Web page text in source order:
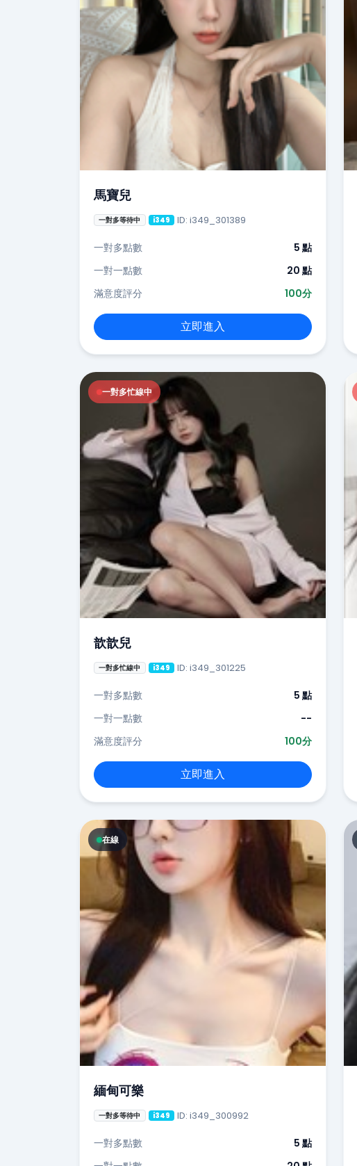
馬寶兒
一對多等待中 i349 ID: i349_301389
一對多點數
5 點
一對一點數
20 點
滿意度評分
100分
立即進入
一對多忙線中
歆歆兒
一對多忙線中 i349 ID: i349_301225
一對多點數
5 點
一對一點數
--
滿意度評分
100分
立即進入
在線
緬甸可樂
一對多等待中 i349 ID: i349_300992
一對多點數
5 點